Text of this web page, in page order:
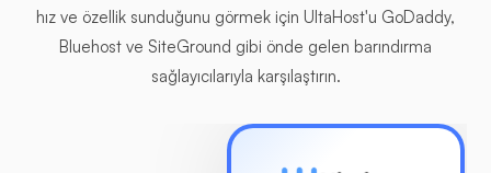
hız ve özellik sunduğunu görmek için UltaHost'u GoDaddy,
Bluehost ve SiteGround gibi önde gelen barındırma
sağlayıcılarıyla karşılaştırın.